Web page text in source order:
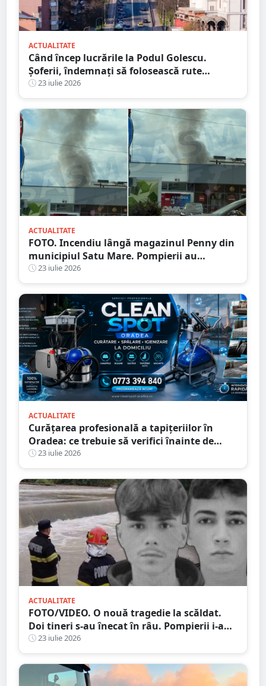
ACTUALITATE
Când încep lucrările la Podul Golescu.
Șoferii, îndemnați să folosească rute
alternative
23 iulie 2026
ACTUALITATE
FOTO. Incendiu lângă magazinul Penny din
municipiul Satu Mare. Pompierii au
intervenit rapid
23 iulie 2026
ACTUALITATE
Curățarea profesională a tapițeriilor în
Oradea: ce trebuie să verifici înainte de
programare
23 iulie 2026
ACTUALITATE
FOTO/VIDEO. O nouă tragedie la scăldat.
Doi tineri s-au înecat în râu. Pompierii i-au
găsit după două zile
23 iulie 2026